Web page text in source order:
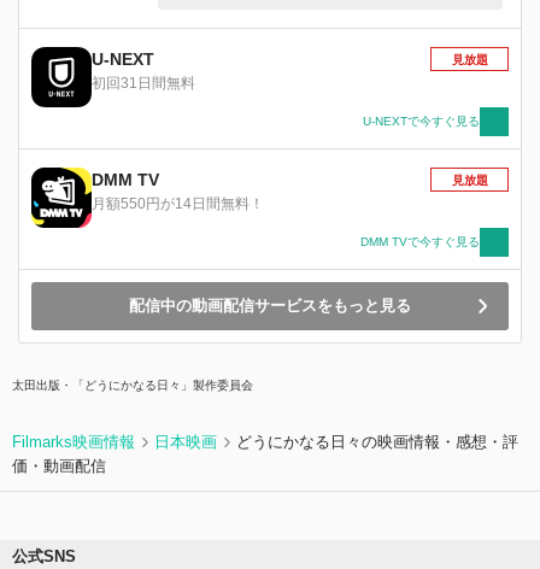
リー。
U-NEXT
初回31日間無料
見放題
U-NEXTで今すぐ見る
DMM TV
月額550円が14日間無料！
見放題
DMM TVで今すぐ見る
配信中の動画配信サービスをもっと見る
太田出版・「どうにかなる日々」製作委員会
Filmarks映画情報 日本映画
どうにかなる日々の映画情報・感想・評
価・動画配信
公式SNS